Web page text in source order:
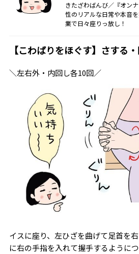
きたざわばんび／『オン
性のリアルな日常や本音
業で日々座りっ放し！
【こわばりをほぐす】さする
＼左右外・内回し各10回／
イスに座り、左ひざを曲げて足首を
に右の手指を入れて握手するように